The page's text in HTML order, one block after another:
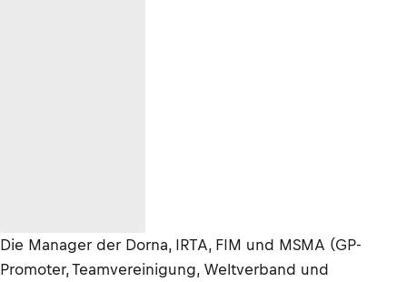
Die Manager der Dorna, IRTA, FIM und MSMA (GP-
Promoter, Teamvereinigung, Weltverband und